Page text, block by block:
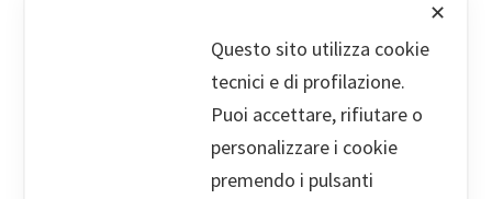
info@palermolegal.it
Droghe E Guida: Non Basta Il Test
Positivo Per Sospendere La Patente
✕
Questo sito utilizza cookie
tecnici e di profilazione.
Puoi accettare, rifiutare o
personalizzare i cookie
premendo i pulsanti